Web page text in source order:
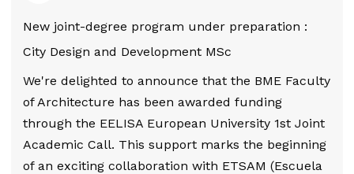
New joint-degree program under preparation :
City Design and Development MSc
We're delighted to announce that the BME Faculty
of Architecture has been awarded funding
through the EELISA European University 1st Joint
Academic Call. This support marks the beginning
of an exciting collaboration with ETSAM (Escuela